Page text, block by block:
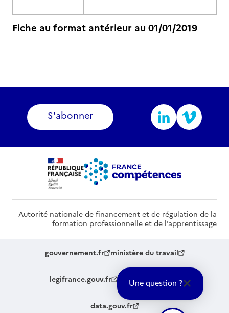
Fiche au format antérieur au 01/01/2019
S'abonner
Autorité nationale de financement et de régulation de la
formation professionnelle et de l’apprentissage
gouvernement.fr ministère du travail
legifrance.gouv.fr service-public.fr
data.gouv.fr
Une question ?